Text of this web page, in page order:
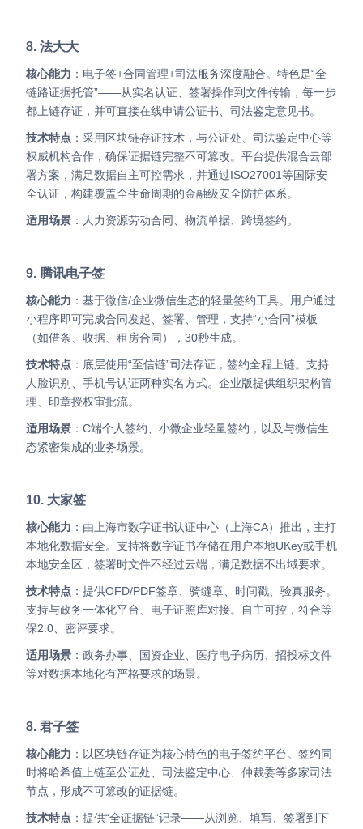
8. 法大大
核心能力 ：电子签+合同管理+司法服务深度融合。特色是“全
链路证据托管”——从实名认证、签署操作到文件传输，每一步
都上链存证，并可直接在线申请公证书、司法鉴定意见书。
技术特点 ：采用区块链存证技术，与公证处、司法鉴定中心等
权威机构合作，确保证据链完整不可篡改。平台提供混合云部
署方案，满足数据自主可控需求，并通过ISO27001等国际安
全认证，构建覆盖全生命周期的金融级安全防护体系。
适用场景 ：人力资源劳动合同、物流单据、跨境签约。
9. 腾讯电子签
核心能力 ：基于微信/企业微信生态的轻量签约工具。用户通过
小程序即可完成合同发起、签署、管理，支持“小合同”模板
（如借条、收据、租房合同），30秒生成。
技术特点 ：底层使用“至信链”司法存证，签约全程上链。支持
人脸识别、手机号认证两种实名方式。企业版提供组织架构管
理、印章授权审批流。
适用场景 ：C端个人签约、小微企业轻量签约，以及与微信生
态紧密集成的业务场景。
10. 大家签
核心能力 ：由上海市数字证书认证中心（上海CA）推出，主打
本地化数据安全。支持将数字证书存储在用户本地UKey或手机
本地安全区，签署时文件不经过云端，满足数据不出域要求。
技术特点 ：提供OFD/PDF签章、骑缝章、时间戳、验真服务。
支持与政务一体化平台、电子证照库对接。自主可控，符合等
保2.0、密评要求。
适用场景 ：政务办事、国资企业、医疗电子病历、招投标文件
等对数据本地化有严格要求的场景。
8. 君子签
核心能力 ：以区块链存证为核心特色的电子签约平台。签约同
时将哈希值上链至公证处、司法鉴定中心、仲裁委等多家司法
节点，形成不可篡改的证据链。
技术特点 ：提供“全证据链”记录——从浏览、填写、签署到下